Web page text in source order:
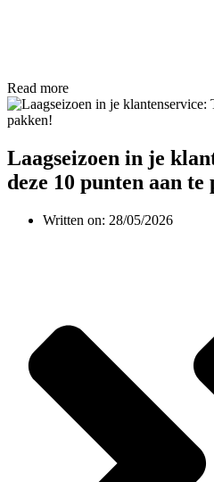
Read more
Laagseizoen in je
deze 10 punten aan te
Written on: 28/05/2026